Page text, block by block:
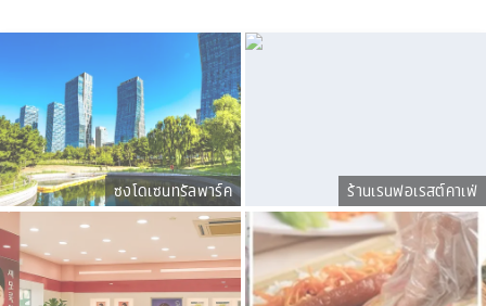
ซงโดเซนทรัลพาร์ค ร้านเรนฟอเรสต์คาเฟ่